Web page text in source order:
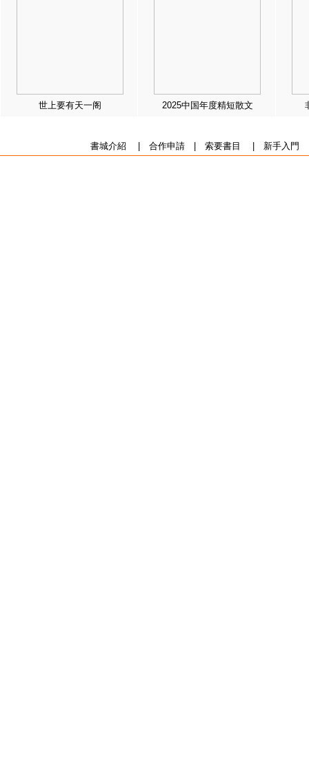
世上要有天一阁 2025中国年度精短散文
書城介紹 合作申請| 索要書目 新手入門